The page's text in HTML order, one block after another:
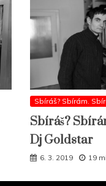
Sbíráš? Sbírám.
Sbíráš?
Dj Goldstar
6. 3. 2019 19